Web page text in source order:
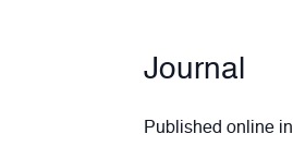
Journal
Published online in